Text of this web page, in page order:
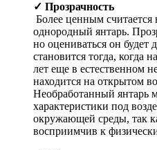
✓ Прозрачность
Более ценным считается
однородный янтарь.
но оцениваться он
становится тогда, когда
лет еще в естественном
находится на открытом
Необработанный янтарь
характеристики под
окружающей среды, так
восприимчив к